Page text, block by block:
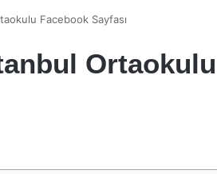
Facebook Sayfası
Ortaokulu